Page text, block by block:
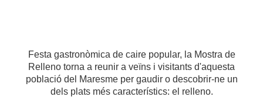
Festa gastronòmica de caire popular, la Mostra de
Relleno torna a reunir a veïns i visitants d'aquesta
població del Maresme per gaudir o descobrir-ne un
dels plats més característics: el relleno.